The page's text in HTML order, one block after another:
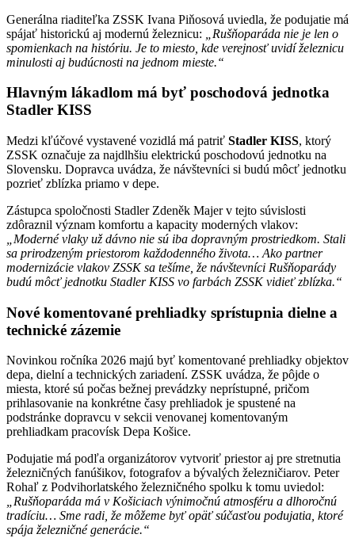
Generálna riaditeľka ZSSK Ivana Piňosová uviedla, že podujatie má
spájať historickú aj modernú železnicu:
„Rušňoparáda nie je len o
spomienkach na históriu. Je to miesto, kde verejnosť uvidí železnicu
minulosti aj budúcnosti na jednom mieste.“
Hlavným lákadlom má byť poschodová jednotka
Stadler KISS
Medzi kľúčové vystavené vozidlá má patriť Stadler KISS, ktorý
ZSSK označuje za najdlhšiu elektrickú poschodovú jednotku na
Slovensku. Dopravca uvádza, že návštevníci si budú môcť jednotku
pozrieť zblízka priamo v depe.
Zástupca spoločnosti Stadler Zdeněk Majer v tejto súvislosti
zdôraznil význam komfortu a kapacity moderných vlakov:
„Moderné vlaky už dávno nie sú iba dopravným prostriedkom. Stali
sa prirodzeným priestorom každodenného života… Ako partner
modernizácie vlakov ZSSK sa tešíme, že návštevníci Rušňoparády
budú môcť jednotku Stadler KISS vo farbách ZSSK vidieť zblízka.“
Nové komentované prehliadky sprístupnia dielne a
technické zázemie
Novinkou ročníka 2026 majú byť komentované prehliadky objektov
depa, dielní a technických zariadení. ZSSK uvádza, že pôjde o
miesta, ktoré sú počas bežnej prevádzky neprístupné, pričom
prihlasovanie na konkrétne časy prehliadok je spustené na
podstránke dopravcu v sekcii venovanej komentovaným
prehliadkam pracovísk Depa Košice.
Podujatie má podľa organizátorov vytvoriť priestor aj pre stretnutia
železničných fanúšikov, fotografov a bývalých železničiarov. Peter
Rohaľ z Podvihorlatského železničného spolku k tomu uviedol:
„Rušňoparáda má v Košiciach výnimočnú atmosféru a dlhoročnú
tradíciu… Sme radi, že môžeme byť opäť súčasťou podujatia, ktoré
spája železničné generácie.“